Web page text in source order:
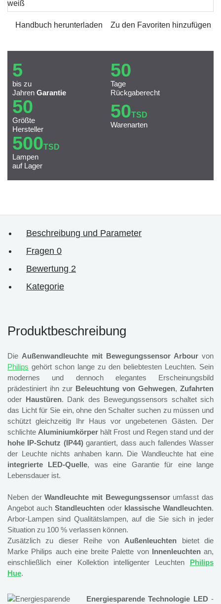
Handbuch herunterladen Zu den Favoriten hinzufügen
5
bis zu
Jahren Garantie
50
Tage
Rückgaberecht
50
Größte
Hersteller
50TSD
Warenarten
500TSD
Lampen
auf Lager
Beschreibung und Parameter
Fragen 0
Bewertung 2
Kategorie
Produktbeschreibung
Die Außenwandleuchte mit Bewegungssensor Arbour von
Philips gehört schon lange zu den beliebtesten Leuchten. Sein
modernes und dennoch elegantes Erscheinungsbild
prädestiniert ihn zur Beleuchtung von Gehwegen, Zufahrten
oder Haustüren. Dank des Bewegungssensors schaltet sich
das Licht für Sie ein, ohne den Schalter suchen zu müssen und
schützt gleichzeitig Ihr Haus vor ungebetenen Gästen. Der
schlichte Aluminiumkörper hält Frost und Regen stand und der
hohe IP-Schutz (IP44)garantiert, dass auch fallendes Wasser
der Leuchte nichts anhaben kann. Die Wandleuchte hat eine
integrierte LED-Quelle, was eine Garantie für eine lange
Lebensdauer ist.
Neben derWandleuchte mit Bewegungssensorumfasst das
Angebot auchStandleuchten oder klassische Wandleuchten.
Arbor-Lampen sind Qualitätslampen, auf die Sie sich in jeder
Situation zu 100 % verlassen können.
Zusätzlich zu dieser Reihe von Außenleuchten bietet die
Marke Philips auch eine breite Palette von Innenleuchtenan,
einschließlich einer Kollektion intelligenter Leuchten Philips
Hue.
Energiesparende Technologie LED-